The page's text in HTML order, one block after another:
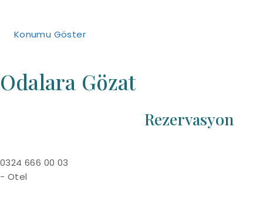
Konumu Göster
Odalara Gözat
Rezervasyon
0324 666 00 03
- Otel